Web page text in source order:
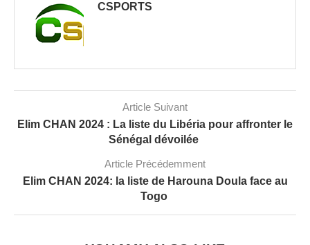
CSPORTS
Article Suivant
Elim CHAN 2024 : La liste du Libéria pour affronter le
Sénégal dévoilée
Article Précédemment
Elim CHAN 2024: la liste de Harouna Doula face au
Togo